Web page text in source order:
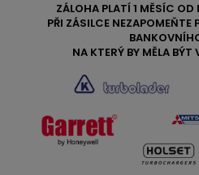
ZÁLOHA PLATÍ 1 MĚSÍC
PŘI ZÁSILCE NEZAPOMEŇTE
NA KTERÝ BY MĚLA